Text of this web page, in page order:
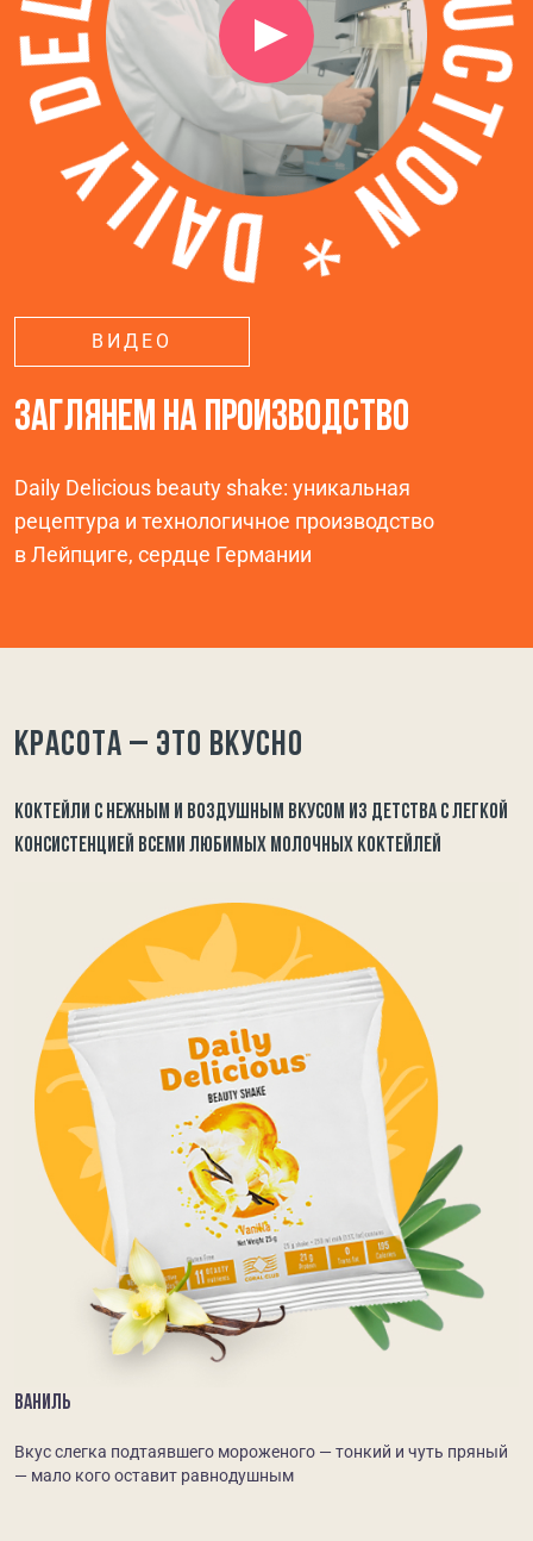
ВИДЕО
ЗАГЛЯНЕМ НА ПРОИЗВОДСТВО
Daily Delicious beauty shake: уникальная
рецептура и технологичное производство
в Лейпциге, сердце Германии
Красота – это вкусно
КОКТЕЙЛИ С НЕЖНЫМ И ВОЗДУШНЫМ ВКУСОМ ИЗ ДЕТСТВА С ЛЕГКОЙ
КОНСИСТЕНЦИЕЙ ВСЕМИ ЛЮБИМЫХ МОЛОЧНЫХ КОКТЕЙЛЕЙ
ВАНИЛЬ
Вкус слегка подтаявшего мороженого — тонкий и чуть пряный
— мало кого оставит равнодушным